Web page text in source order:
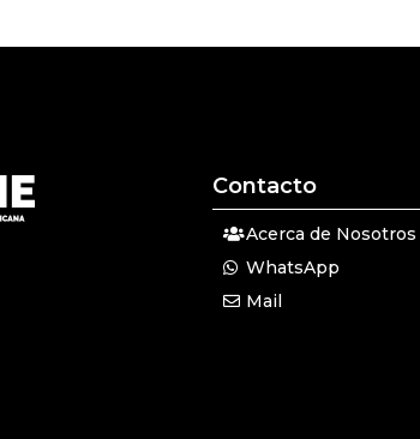
Contacto
Acerca de Nosotros
WhatsApp
Mail